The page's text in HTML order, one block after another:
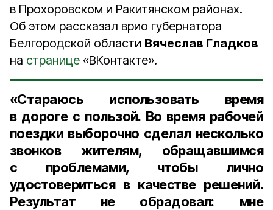
в Прохоровском и Ракитянском районах.
Об этом рассказал врио губернатора
Белгородской области Вячеслав Гладков
на странице «ВКонтакте».
«Стараюсь использовать время
в дороге с пользой. Во время рабочей
поездки выборочно сделал несколько
звонков жителям, обращавшимся
с проблемами, чтобы лично
удостовериться в качестве решений.
Результат не обрадовал: мне